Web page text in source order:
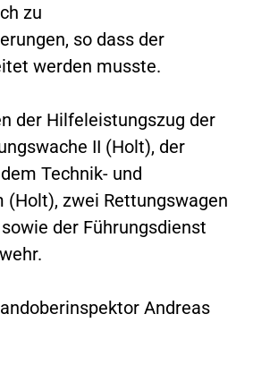
zu
so dass der
werden musste.
der Hilfeleistungszug der
II (Holt), der
Technik- und
(Holt), zwei Rettungswagen
der Führungsdienst
Andreas